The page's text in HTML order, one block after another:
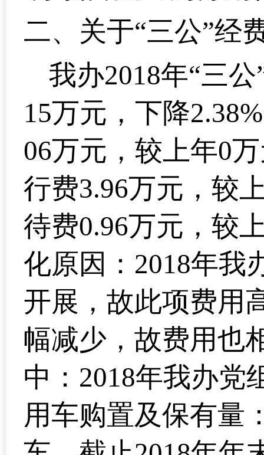
二、 关于“三公”经
我办2018年“三
15万元，下降
06万元，较上年0
行费3.96万元，较
待费0.96万元，较
化原因：2018年我
开展，故此项费用
幅减少，故费用也
中：2018年我办党
用车购置及保有量